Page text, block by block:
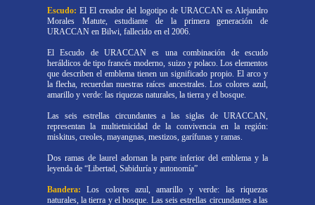
Escudo: El El creador del logotipo de URACCAN es Alejandro
Morales Matute, estudiante de la primera generación de
URACCAN en Bilwi, fallecido en el 2006.
El Escudo de URACCAN es una combinación de escudo
heráldicos de tipo francés moderno, suizo y polaco. Los elementos
que describen el emblema tienen un significado propio. El arco y
la flecha, recuerdan nuestras raíces ancestrales. Los colores azul,
amarillo y verde: las riquezas naturales, la tierra y el bosque.
Las seis estrellas circundantes a las siglas de URACCAN,
representan la multietnicidad de la convivencia en la región:
miskitus, creoles, mayangnas, mestizos, garífunas y ramas.
Dos ramas de laurel adornan la parte inferior del emblema y la
leyenda de “Libertad, Sabiduría y autonomía”
Bandera: Los colores azul, amarillo y verde: las riquezas
naturales, la tierra y el bosque. Las seis estrellas circundantes a las